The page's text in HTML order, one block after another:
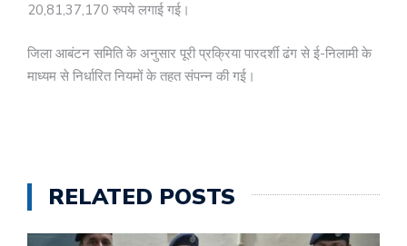
20,81,37,170 रुपये लगाई गई।
जिला आबंटन समिति के अनुसार पूरी प्रक्रिया पारदर्शी ढंग से ई-निलामी के
माध्यम से निर्धारित नियमों के तहत संपन्न की गई।
RELATED POSTS